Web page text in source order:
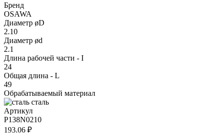
Бренд
OSAWA
Диаметр øD
2.10
Диаметр ød
2.1
Длина рабочей части - I
24
Общая длина - L
49
Обрабатываемый материал
сталь
Артикул
P138N0210
193.06 ₽